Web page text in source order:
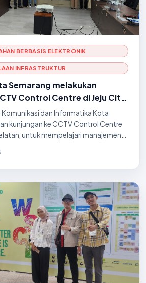
BERBASIS ELEKTRONIK
INFRASTRUKTUR
Semarang melakukan
Control Centre di Jeju City,
Komunikasi dan Informatika Kota
kunjungan ke CCTV Control Centre
untuk mempelajari manajemen
pihak Jeju Cit